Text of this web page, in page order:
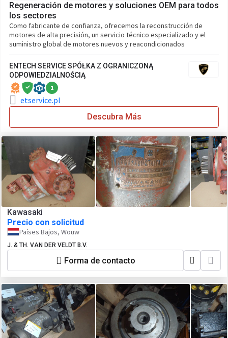
Regeneración de motores y soluciones OEM para todos
los sectores
Como fabricante de confianza, ofrecemos la reconstrucción de
motores de alta precisión, un servicio técnico especializado y el
suministro global de motores nuevos y reacondicionados
ENTECH SERVICE SPÓŁKA Z OGRANICZONĄ
ODPOWIEDZIALNOŚCIĄ
1
etservice.pl
Descubra Más
Kawasaki
Precio con solicitud
Países Bajos, Wouw
J. & TH. VAN DER VELDT B.V.
Forma de contacto